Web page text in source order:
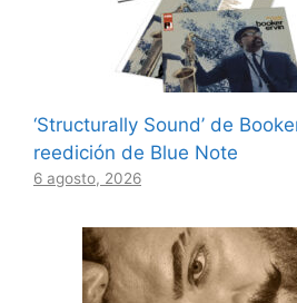
‘Structurally Sound’ de
reedición de Blue Note
6 agosto, 2026